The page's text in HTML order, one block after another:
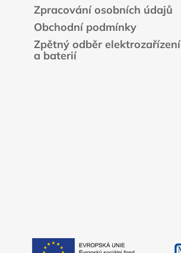
v
ý
p
i
Zpracování osobních údajů
Obchodní podmínky
Zpětný odběr elektrozařízení
a baterií